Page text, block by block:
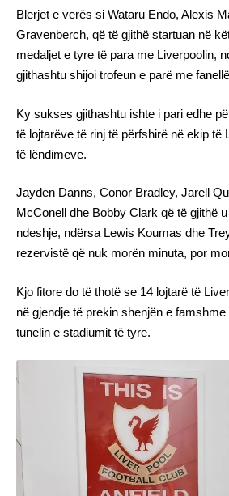
Blerjet e verës si Wataru Endo, Alexis
Gravenberch, që të gjithë startuan në
medaljet e tyre të para me Liverpoolin,
gjithashtu shijoi trofeun e parë me
Ky sukses gjithashtu ishte i pari edhe
të lojtarëve të rinj të përfshirë në ekip të
të lëndimeve.
Jayden Danns, Conor Bradley, Jarell
McConell dhe Bobby Clark që të gjithë
ndeshje, ndërsa Lewis Koumas dhe
rezervistë që nuk morën minuta, por
Kjo fitore do të thotë se 14 lojtarë të
në gjendje të prekin shenjën e famshme
tunelin e stadiumit të tyre.